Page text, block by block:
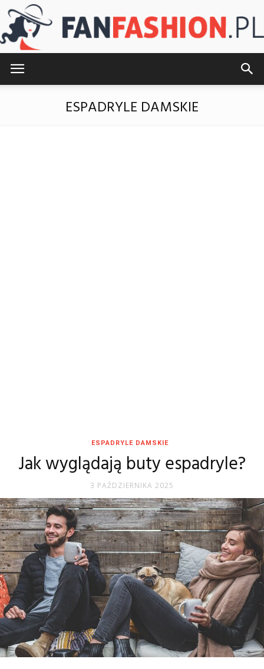
ESPADRYLE DAMSKIE
ESPADRYLE DAMSKIE
Jak wyglądają buty espadryle?
3 PAŹDZIERNIKA 2025